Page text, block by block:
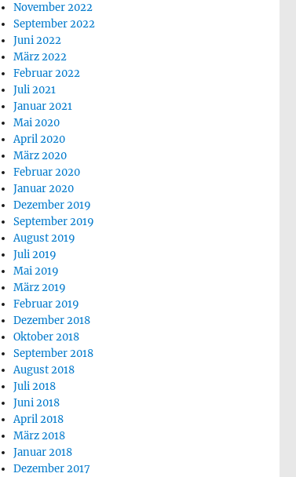
November 2022
September 2022
Juni 2022
März 2022
Februar 2022
Juli 2021
Januar 2021
Mai 2020
April 2020
März 2020
Februar 2020
Januar 2020
Dezember 2019
September 2019
August 2019
Juli 2019
Mai 2019
März 2019
Februar 2019
Dezember 2018
Oktober 2018
September 2018
August 2018
Juli 2018
Juni 2018
April 2018
März 2018
Januar 2018
Dezember 2017